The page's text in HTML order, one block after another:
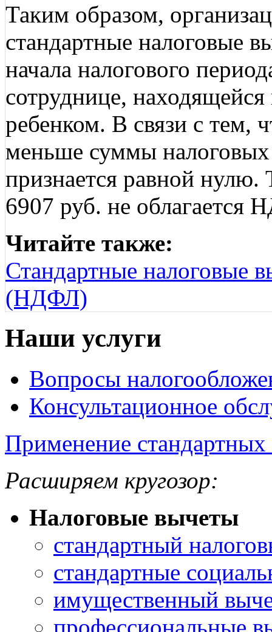
Таким образом,
стандартные налоговые
начала налогового
сотруднице, находящейся
ребенком. В связи с тем,
меньше суммы налоговых
признается равной нулю.
6907 руб. не облагается
Читайте также:
Стандартные налоговые
(НДФЛ)
Наши услуги
Вопросы
Консультационное
Применение
Расширяем кругозор:
Налоговые вычеты
стандартный
стандартные
имущественный
профессиональные